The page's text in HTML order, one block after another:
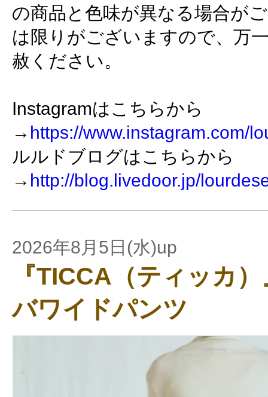
の商品と色味が異なる場合が
は限りがございますので、万
赦ください。
Instagramはこちらから
→ https://www.instagram.com/
ルルドブログはこちらから
→ http://blog.livedoor.jp/
2026年8月5日(水)up
『TICCA（ティッカ
バワイドパンツ